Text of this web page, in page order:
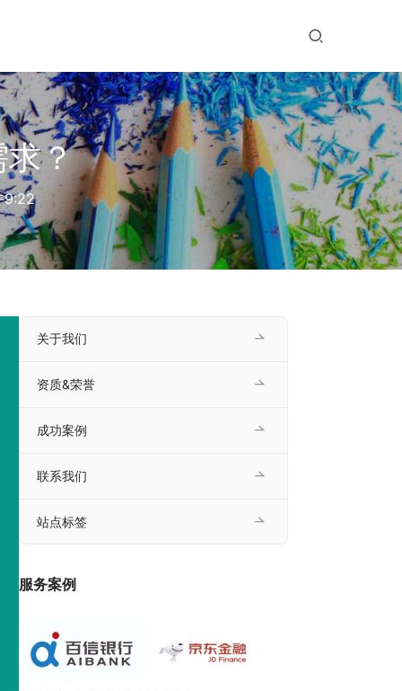
求？
9:22
关于我们
资质&荣誉
成功案例
联系我们
站点标签
服务案例